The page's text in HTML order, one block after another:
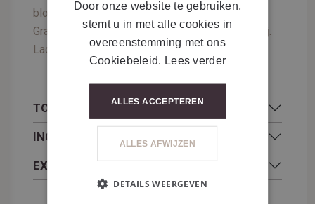
blootstelling aan de zon te voorkomen.
Grapefruitsmaak. 100% vegan formule. Glutenvrij.
Lactosevrij.
TOEPASSING
INGREDIËNTEN
EXTRA INFORMATIE
Door onze website te gebruiken,
stemt u in met alle cookies in
overeenstemming met ons
Cookiebeleid. Lees verder
ALLES ACCEPTEREN
ALLES AFWIJZEN
DETAILS WEERGEVEN